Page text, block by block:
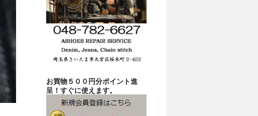
お買物５００円分ポイント進
呈！すぐに使えます。